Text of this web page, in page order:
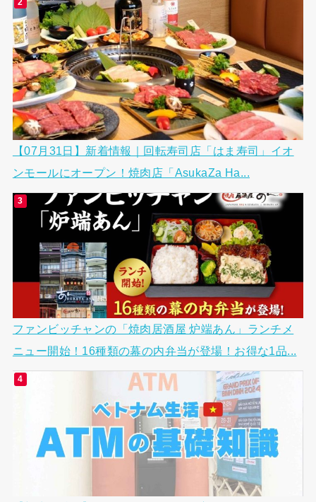
【07月31日】新着情報｜回転寿司店「はま寿司」イオ
ンモールにオープン！焼肉店「AsukaZa Ha...
ファンビッチャンの「焼肉居酒屋 炉端あん」ランチメ
ニュー開始！16種類の幕の内弁当が登場！お得な1品...